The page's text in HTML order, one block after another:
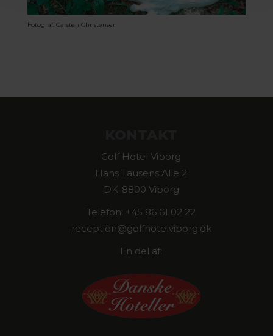
Fotograf: Carsten Christensen
Golf Hotel Viborg
Hans Tausens Alle 2
DK-8800 Viborg
Telefon: +45 86 61 02 22
reception@golfhotelviborg.dk
En del af: